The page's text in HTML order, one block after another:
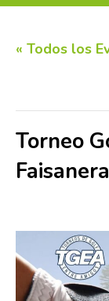
« Todos los
Torneo